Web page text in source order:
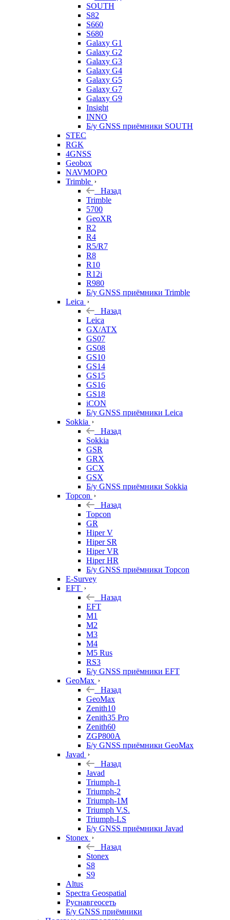
SOUTH
S82
S660
S680
Galaxy G1
Galaxy G2
Galaxy G3
Galaxy G4
Galaxy G5
Galaxy G7
Galaxy G9
Insight
INNO
Б/у GNSS приёмники SOUTH
STEC
RGK
4GNSS
Geobox
NAVMOPO
Trimble
Назад
Trimble
5700
GeoXR
R2
R4
R5/R7
R8
R10
R12i
R980
Б/у GNSS приёмники Trimble
Leica
Назад
Leica
GX/ATX
GS07
GS08
GS10
GS14
GS15
GS16
GS18
iCON
Б/у GNSS приёмники Leica
Sokkia
Назад
Sokkia
GSR
GRX
GCX
GSX
Б/у GNSS приёмники Sokkia
Topcon
Назад
Topcon
GR
Hiper V
Hiper SR
Hiper VR
Hiper HR
Б/у GNSS приёмники Topcon
E-Survey
EFT
Назад
EFT
M1
M2
M3
M4
M5 Rus
RS3
Б/у GNSS приёмники EFT
GeoMax
Назад
GeoMax
Zenith10
Zenith35 Pro
Zenith60
ZGP800A
Б/у GNSS приёмники GeoMax
Javad
Назад
Javad
Triumph-1
Triumph-2
Triumph-1M
Triumph V.S.
Triumph-LS
Б/у GNSS приёмники Javad
Stonex
Назад
Stonex
S8
S9
Altus
Spectra Geospatial
Руснавгеосеть
Б/у GNSS приёмники